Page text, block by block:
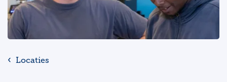
Locaties